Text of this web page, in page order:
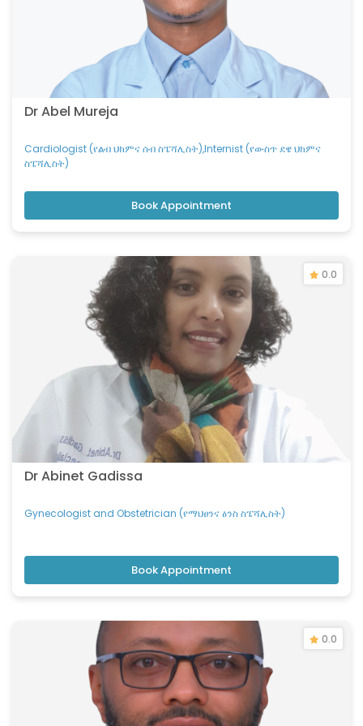
ስፔሻሊስት ሐኪም)
Pediatric Infectious Diseases Specialist (የህጻናትና
የልጆች ተላላፊ ህመሞች ህክምና ሰብ ስፔሻሊስት)
Pediatric Nephrologist (የህጻናትና የልጆች የኩላሊት
ህክምና ሰብ ስፔሻሊስት)
Pediatric Neurologist (የህጻናትና የልጆች የነርቭና
ሕብለሰረሰር ህክምና ሰብ ስፔሻሊስት)
Pediatric Ophthalmologist (የህጻናትና የልጆች የዓይን
ህክምና ሰብ ፔሻሊስት )
አጥንት ቀዶ ህክምና ሰብ ስፔሻሊስት)
Pediatric Pulmonologist (የህጻናትና የልጆች የሳምባ እና
መተንፈሻ አካላት ህክምና ሰብ ስፔሻሊስት)
Pediatric Rheumatologist (የህጻናትና የልጆች
የመገጣጠሚያና የጡንቻ ህክምና ሰብ ስፔሻሊስት)
Pediatric Surgeon (የህጻናትና የልጆች ቀዶ ህክምና
ስፔሻሊስት)
Pediatrician (የህጻናትና የልጆች ህክምና ስፔሻሊስት)
Plastic Reconstructive and Hand Surgeon
(የፕላስቲክና እጅ ቀዶ ህክምና ስፔሻሊስት)
Psychiatrist (የአዕምሮ ህክምና ስፔሻሊስት)
Pulmonologist (የሳንባና የፅኑ ህሙማን ህክምና ሰብ
ስፔሻሊስት)
Retina Specialist (የሬቲና ሰብ ስፔሻሊስት ሃኪም)
ስፔሻሊስት)
Spine Surgeon (የአከርካሪ ቀዶ ህክምና ሰብ ስፔሻሊስት)
Surgical Oncologist (የካንሰር ቀዶ ህክምና ሰብ
ስፔሻሊስት)
Trauma and Arthroplasty Specialist ( የከፍተኛ
ስብራቶች እና መገጣጠሚያ ቅየራ ህክምና ሰብ ስፔሻሊስት)
Urogynecologist and Reconstructive Pelvic
Surgeon (የሴቶች የሽንት ፊኛና የማህፀን ወለል ቀዶ ህክምና
ሰብስፔሻሊስት)
Dr Abel Mureja
Cardiologist (የልብ ህክምና ሰብ ስፔሻሊስት),Internist (የውስጥ ደዌ ህክምና
ስፔሻሊስት)
Book Appointment
0.0
Dr Abinet Gadissa
Gynecologist and Obstetrician (የማህፀንና ፅንስ ስፔሻሊስት)
Book Appointment
0.0